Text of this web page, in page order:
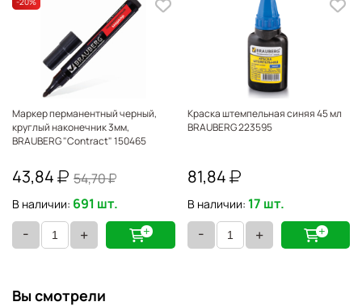
Маркер перманентный черный,
круглый наконечник 3мм,
BRAUBERG "Contract" 150465
43,84 54,70
В наличии: 691 шт.
- +
Краска штемпельная синяя 45 мл
BRAUBERG 223595
81,84
В наличии: 17 шт.
- +
Вы смотрели